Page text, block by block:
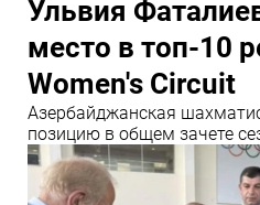
Ульвия
место в топ-10
Women's Circuit
Азербайджанская
позицию в общем зачете